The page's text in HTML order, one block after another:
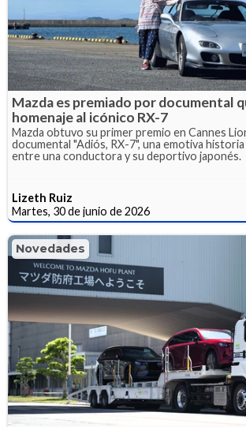
Mazda es premiado por documental
homenaje al icónico RX-7
Mazda obtuvo su primer premio en Cannes
documental "Adiós, RX-7", una emotiva
entre una conductora y su deportivo japonés.
Lizeth Ruiz
Martes, 30 de junio de 2026
Novedades